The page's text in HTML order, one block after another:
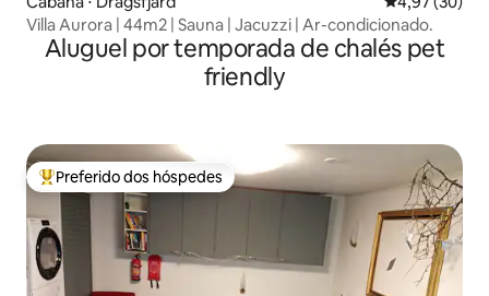
Villa Aurora | 44m2 | Sauna | Jacuzzi | Ar-condicionado.
Aluguel por temporada de chalés pet
friendly
Entre os melhores preferidos dos hóspedes
Preferido dos hóspedes